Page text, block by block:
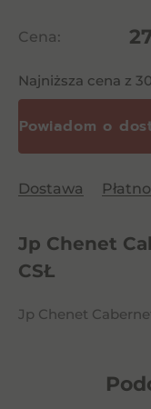
Cena:
Najniższa cena z
Dostawa
Jp Chenet
CSŁ
Jp Chenet